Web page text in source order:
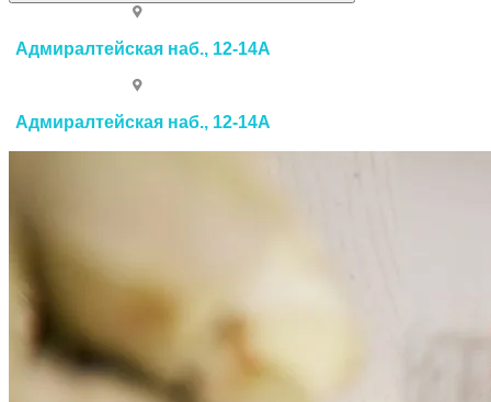
Адмиралтейская наб., 12-14А
Адмиралтейская наб., 12-14А